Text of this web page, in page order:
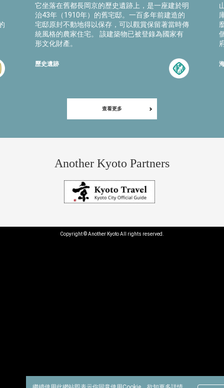
它坐落在舊都長岡京的歷史遺跡上，是一座建於明
治43年（1910年）的舊宅邸。一百多年前建造的
宅邸原封不動地得以保存，可以觀賞保留著當時傳
統風格的農家住宅。 該建築物已被登錄為國家有
形文化財產。
歷史遺跡
查看更多
Another Kyoto Partners
Copyright © Another Kyoto All rights reserved.